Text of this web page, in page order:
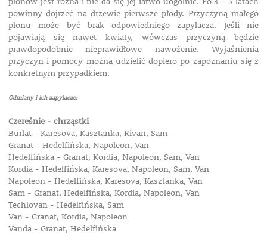
powinny dojrzeć na drzewie pierwsze płody. Przyczyną małego
plonu może być brak odpowiedniego zapylacza. Jeśli nie
pojawiają się nawet kwiaty, wówczas przyczyną będzie
prawdopodobnie nieprawidłowe nawożenie. Wyjaśnienia
przyczyn i pomocy można udzielić dopiero po zapoznaniu się z
konkretnym przypadkiem.
Odmiany i ich zapylacze:
Czereśnie - chrząstki
Burlat - Karesova, Kasztanka, Rivan, Sam
Granat - Hedelfińska, Napoleon, Van
Hedelfińska - Granat, Kordia, Napoleon, Sam, Van
Kordia - Hedelfińska, Karesova, Napoleon, Sam, Van
Napoleon - Hedelfińska, Karesova, Kasztanka, Van
Sam - Granat, Hedelfińska, Kordia, Napoleon, Van
Techlovan - Hedelfińska, Sam
Van - Granat, Kordia, Napoleon
Vanda - Granat, Hedelfińska